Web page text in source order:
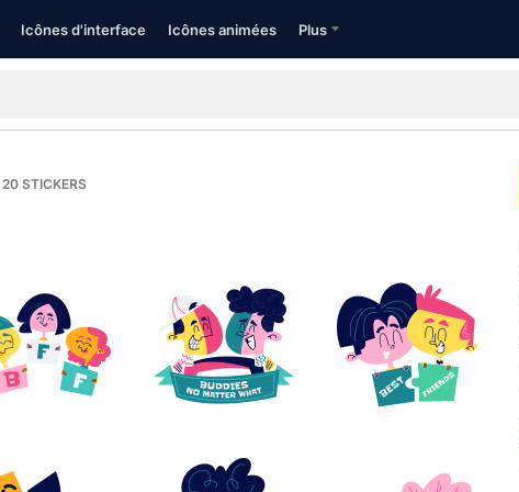
Icônes d'interface Icônes animées Plus
20 STICKERS